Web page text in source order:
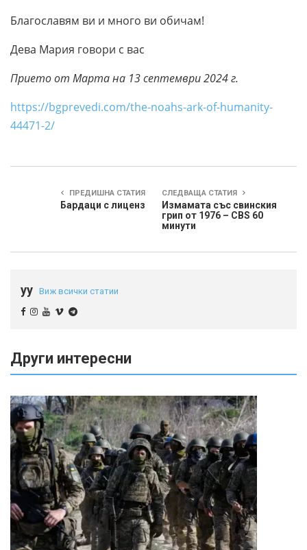
Благославям ви и много ви обичам!
Дева Мария говори с вас
Прието от Марта на 13 септември 2024 г.
https://bgprevedi.com/the-noahs-ark-of-humanity-
44471-2/
ПРЕДИШНА СТАТИЯ
Бардаци с лиценз
СЛЕДВАЩА СТАТИЯ
Измамата със свинския
грип от 1976 – CBS 60
минути
yy Виж всички статии
Други интересни